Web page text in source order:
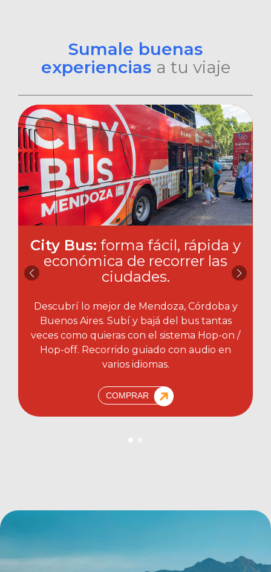
Sumale buenas
experiencias a tu viaje
City Bus: forma fácil, rápida y
económica de recorrer las
ciudades.​
Descubrí lo mejor de Mendoza, Córdoba y
Buenos Aires. Subí y bajá del bus tantas
veces como quieras con el sistema Hop-on /
Hop-off. Recorrido guiado con audio en
varios idiomas.
COMPRAR